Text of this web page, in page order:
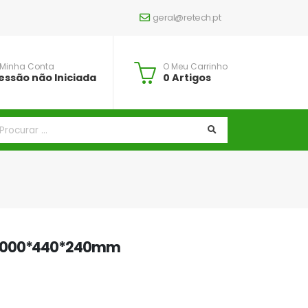
geral@retech.pt
Conta
não Iniciada
O Meu Carrinho
0 Artigos